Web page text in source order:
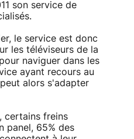
son service de
le service est donc
les téléviseurs de la
naviguer dans les
ayant recours au
alors s'adapter
certains freins
panel, 65% des